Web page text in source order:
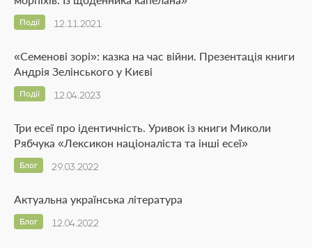
12.11.2021
Події
«Семенові зорі»: казка на час війни. Презентація книги
Андрія Зелінського у Києві
12.04.2023
Події
Три есеї про ідентичність. Уривок із книги Миколи
Рябчука «Лексикон націоналіста та інші есеї»
29.03.2022
Блог
Актуальна українська література
12.04.2022
Блог